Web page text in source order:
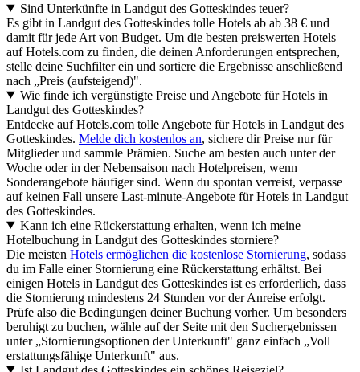
Sind Unterkünfte in Landgut des Gotteskindes teuer?
Es gibt in Landgut des Gotteskindes tolle Hotels ab ab 38 € und
damit für jede Art von Budget. Um die besten preiswerten Hotels
auf Hotels.com zu finden, die deinen Anforderungen entsprechen,
stelle deine Suchfilter ein und sortiere die Ergebnisse anschließend
nach „Preis (aufsteigend)".
Wie finde ich vergünstigte Preise und Angebote für Hotels in
Landgut des Gotteskindes?
Entdecke auf Hotels.com tolle Angebote für Hotels in Landgut des
Gotteskindes. Melde dich kostenlos an, sichere dir Preise nur für
Mitglieder und sammle Prämien. Suche am besten auch unter der
Woche oder in der Nebensaison nach Hotelpreisen, wenn
Sonderangebote häufiger sind. Wenn du spontan verreist, verpasse
auf keinen Fall unsere Last-minute-Angebote für Hotels in Landgut
des Gotteskindes.
Kann ich eine Rückerstattung erhalten, wenn ich meine
Hotelbuchung in Landgut des Gotteskindes storniere?
Die meisten Hotels ermöglichen die kostenlose Stornierung, sodass
du im Falle einer Stornierung eine Rückerstattung erhältst. Bei
einigen Hotels in Landgut des Gotteskindes ist es erforderlich, dass
die Stornierung mindestens 24 Stunden vor der Anreise erfolgt.
Prüfe also die Bedingungen deiner Buchung vorher. Um besonders
beruhigt zu buchen, wähle auf der Seite mit den Suchergebnissen
unter „Stornierungsoptionen der Unterkunft" ganz einfach „Voll
erstattungsfähige Unterkunft" aus.